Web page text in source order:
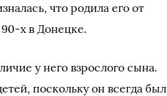
что родила его от
х в Донецке.
у него взрослого сына.
поскольку он всегда был